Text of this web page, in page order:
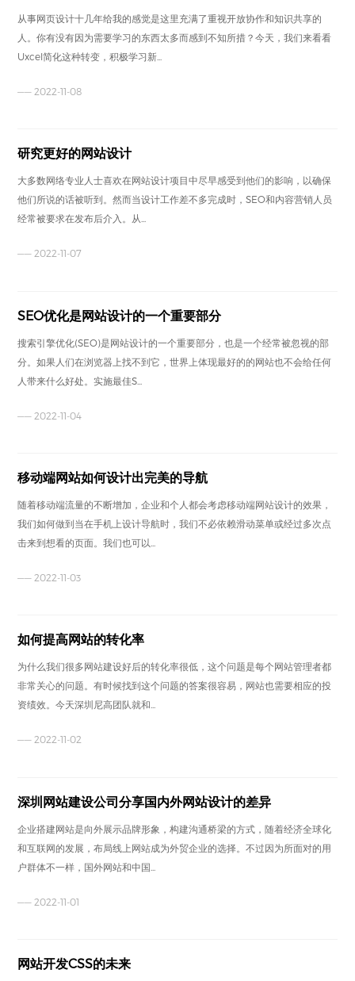
从事网页设计十几年给我的感觉是这里充满了重视开放协作和知识共享的
人。你有没有因为需要学习的东西太多而感到不知所措？今天，我们来看看
Uxcel简化这种转变，积极学习新...
—— 2022-11-08
研究更好的网站设计
大多数网络专业人士喜欢在网站设计项目中尽早感受到他们的影响，以确保
他们所说的话被听到。然而当设计工作差不多完成时，SEO和内容营销人员
经常被要求在发布后介入。从...
—— 2022-11-07
SEO优化是网站设计的一个重要部分
搜索引擎优化(SEO)是网站设计的一个重要部分，也是一个经常被忽视的部
分。如果人们在浏览器上找不到它，世界上体现最好的的网站也不会给任何
人带来什么好处。实施最佳S...
—— 2022-11-04
移动端网站如何设计出完美的导航
随着移动端流量的不断增加，企业和个人都会考虑移动端网站设计的效果，
我们如何做到当在手机上设计导航时，我们不必依赖滑动菜单或经过多次点
击来到想看的页面。我们也可以...
—— 2022-11-03
如何提高网站的转化率
为什么我们很多网站建设好后的转化率很低，这个问题是每个网站管理者都
非常关心的问题。有时候找到这个问题的答案很容易，网站也需要相应的投
资绩效。今天深圳尼高团队就和...
—— 2022-11-02
深圳网站建设公司分享国内外网站设计的差异
企业搭建网站是向外展示品牌形象，构建沟通桥梁的方式，随着经济全球化
和互联网的发展，布局线上网站成为外贸企业的选择。不过因为所面对的用
户群体不一样，国外网站和中国...
—— 2022-11-01
网站开发CSS的未来